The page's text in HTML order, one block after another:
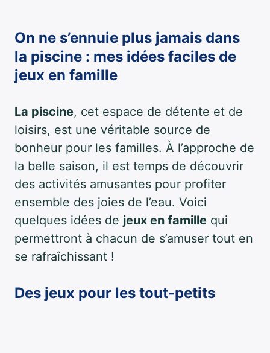
On ne s’ennuie plus jamais dans
la piscine : mes idées faciles de
jeux en famille
La piscine, cet espace de détente et de
loisirs, est une véritable source de
bonheur pour les familles. À l’approche de
la belle saison, il est temps de découvrir
des activités amusantes pour profiter
ensemble des joies de l’eau. Voici
quelques idées de jeux en famille qui
permettront à chacun de s’amuser tout en
se rafraîchissant !
Des jeux pour les tout-petits